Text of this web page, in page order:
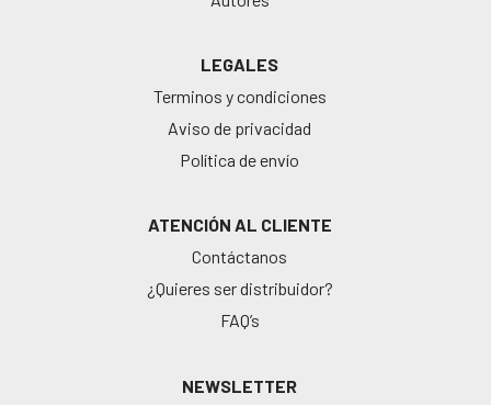
LEGALES
Terminos y condiciones
Aviso de privacidad
Política de envío
ATENCIÓN AL CLIENTE
Contáctanos
¿Quieres ser distribuidor?
FAQ’s
NEWSLETTER